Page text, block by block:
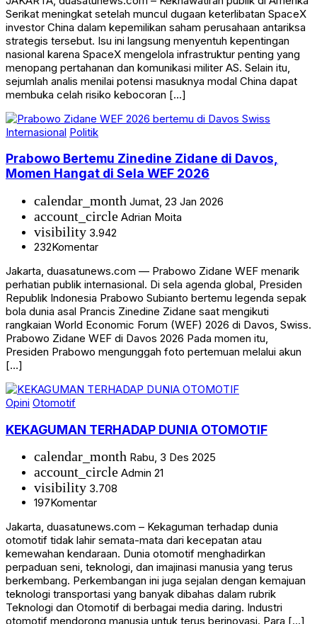
Serikat meningkat setelah muncul dugaan keterlibatan SpaceX
investor China dalam kepemilikan saham perusahaan antariksa
strategis tersebut. Isu ini langsung menyentuh kepentingan
nasional karena SpaceX mengelola infrastruktur penting yang
menopang pertahanan dan komunikasi militer AS. Selain itu,
sejumlah analis menilai potensi masuknya modal China dapat
membuka celah risiko kebocoran […]
Internasional Politik
Prabowo Bertemu Zinedine Zidane di Davos,
Momen Hangat di Sela WEF 2026
calendar_month Jumat, 23 Jan 2026
account_circle Adrian Moita
visibility 3.942
232Komentar
Jakarta, duasatunews.com — Prabowo Zidane WEF menarik
perhatian publik internasional. Di sela agenda global, Presiden
Republik Indonesia Prabowo Subianto bertemu legenda sepak
bola dunia asal Prancis Zinedine Zidane saat mengikuti
rangkaian World Economic Forum (WEF) 2026 di Davos, Swiss.
Prabowo Zidane WEF di Davos 2026 Pada momen itu,
Presiden Prabowo mengunggah foto pertemuan melalui akun
[…]
Opini Otomotif
KEKAGUMAN TERHADAP DUNIA OTOMOTIF
calendar_month Rabu, 3 Des 2025
account_circle Admin 21
visibility 3.708
197Komentar
Jakarta, duasatunews.com – Kekaguman terhadap dunia
otomotif tidak lahir semata-mata dari kecepatan atau
kemewahan kendaraan. Dunia otomotif menghadirkan
perpaduan seni, teknologi, dan imajinasi manusia yang terus
berkembang. Perkembangan ini juga sejalan dengan kemajuan
teknologi transportasi yang banyak dibahas dalam rubrik
Teknologi dan Otomotif di berbagai media daring. Industri
otomotif mendorong manusia untuk terus berinovasi. Para […]